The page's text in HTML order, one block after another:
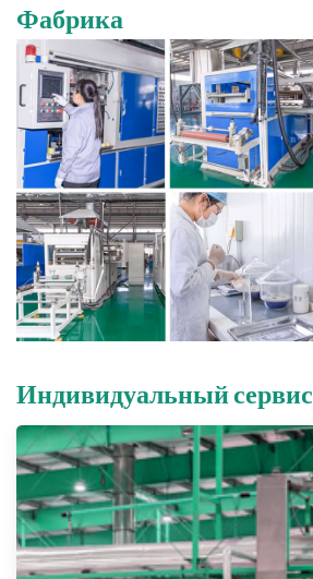
Фабрика
Индивидуальный сервис